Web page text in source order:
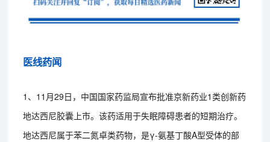
医线药闻
1、11月29日，中国国家药监局宣布批准京新药业1类创新药
地达西尼胶囊上市。该药适用于失眠障碍患者的短期治疗。
地达西尼属于苯二氮卓类药物，是γ-氨基丁酸A型受体的部